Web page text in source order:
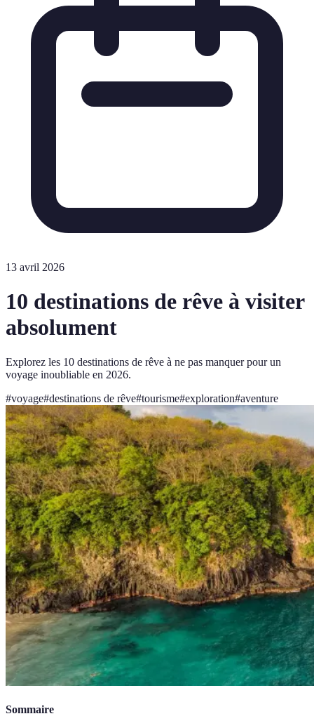
13 avril 2026
10 destinations de rêve à visiter
absolument
Explorez les 10 destinations de rêve à ne pas manquer pour un
voyage inoubliable en 2026.
#voyage#destinations de rêve#tourisme#exploration#aventure
Sommaire